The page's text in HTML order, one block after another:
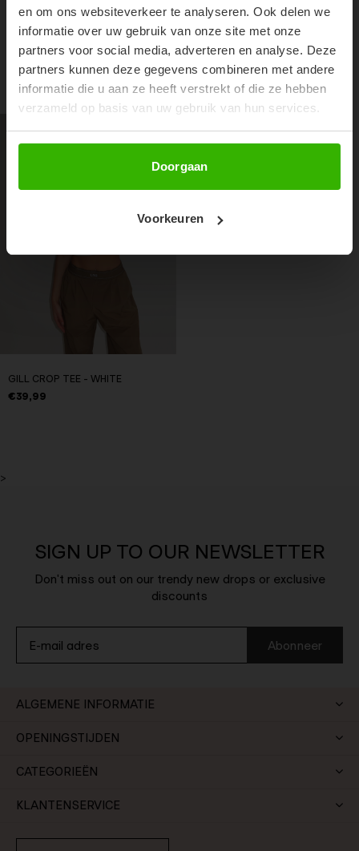
en om ons websiteverkeer te analyseren. Ook delen we
informatie over uw gebruik van onze site met onze
partners voor social media, adverteren en analyse. Deze
partners kunnen deze gegevens combineren met andere
informatie die u aan ze heeft verstrekt of die ze hebben
verzameld op basis van uw gebruik van hun services.
Doorgaan
Voorkeuren
RECENTE ARTIKELEN
GILL CROP TEE - WHITE
€39,99
>
SIGN UP TO OUR NEWSLETTER
Don't miss out on our trendy new drops or exclusive
discounts
Abonneer
ALGEMENE INFORMATIE
OPENINGSTIJDEN
CATEGORIEËN
KLANTENSERVICE